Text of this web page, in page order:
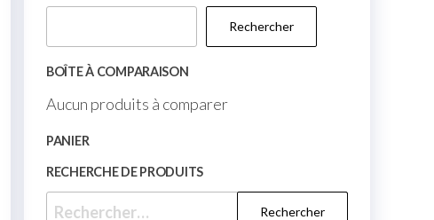
Rechercher
BOÎTE À COMPARAISON
Aucun produits à comparer
PANIER
RECHERCHE DE PRODUITS